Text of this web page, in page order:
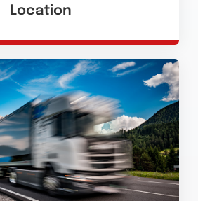
Location